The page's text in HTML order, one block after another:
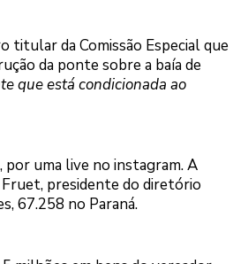
titular da Comissão Especial que
da ponte sobre a baía de
que está condicionada ao
uma live no instagram. A
presidente do diretório
67.258 no Paraná.